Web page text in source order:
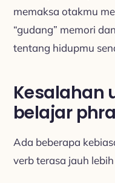
memaksa otakmu
“gudang” memori
tentang hidupmu
Kesalahan
belajar
Ada beberapa
verb terasa jauh